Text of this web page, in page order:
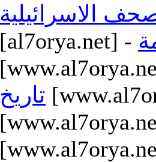
الاسرائيلية
[al7orya.net] -
تاريخ